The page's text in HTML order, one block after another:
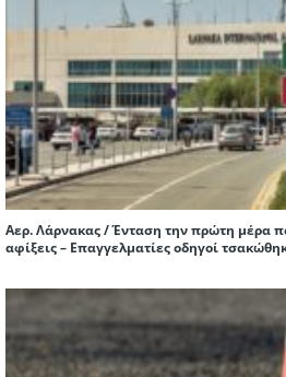
Αερ. Λάρνακας / Ένταση την πρώτη μέρα
αφίξεις – Επαγγελματίες οδηγοί